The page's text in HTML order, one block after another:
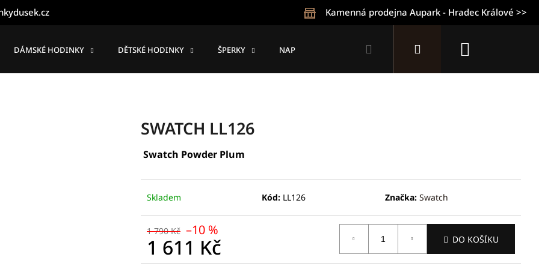
Kamenná prodejna Aupark - Hradec Králové >>
DÁMSKÉ HODINKY DĚTSKÉ HODINKY ŠPERKY NAPIŠTE NÁM Přihlášení
SWATCH LL126
Swatch Powder Plum
Skladem Kód: LL126 Značka: Swatch
1 790 Kč –10 %
1 611 Kč
Měrná
DO KOŠÍKU
Následující